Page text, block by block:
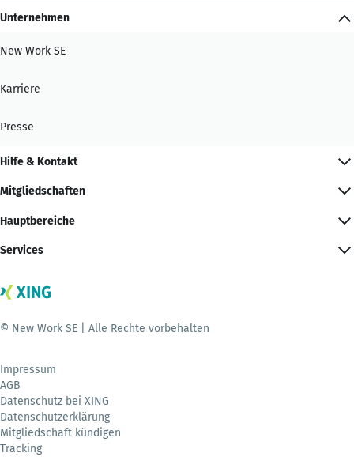
Unternehmen
New Work SE
Karriere
Presse
Hilfe & Kontakt
Mitgliedschaften
Hauptbereiche
Services
© New Work SE | Alle Rechte vorbehalten
Impressum
AGB
Datenschutz bei XING
Datenschutzerklärung
Mitgliedschaft kündigen
Tracking